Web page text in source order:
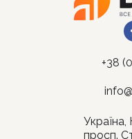
+38
просп.